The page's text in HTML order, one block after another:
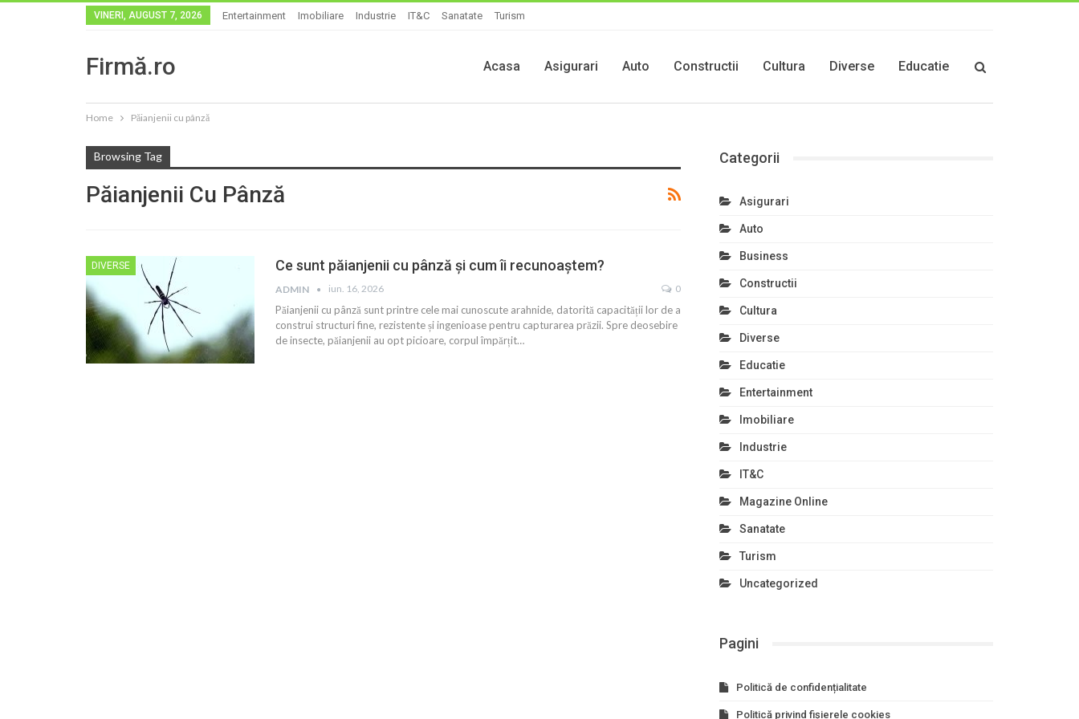
VINERI, AUGUST 7, 2026 Entertainment Imobiliare Industrie IT&C Sanatate Turism
Firmă.ro Acasa Asigurari Auto Constructii Cultura Diverse Educatie
Home Păianjenii cu pânză
Browsing Tag
Păianjenii Cu Pânză
DIVERSE Ce sunt păianjenii cu pânză și cum îi recunoaștem?
ADMIN iun. 16, 2026 0
Păianjenii cu pânză sunt printre cele mai cunoscute arahnide, datorită capacității lor de a
construi structuri fine, rezistente și ingenioase pentru capturarea prăzii. Spre deosebire
de insecte, păianjenii au opt picioare, corpul împărțit…
Categorii
Asigurari
Auto
Business
Constructii
Cultura
Diverse
Educatie
Entertainment
Imobiliare
Industrie
IT&C
Magazine Online
Sanatate
Turism
Uncategorized
Pagini
Politică de confidențialitate
Politică privind fișierele cookies